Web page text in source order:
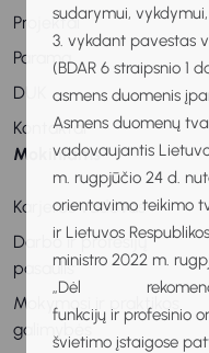
sudarymui,
3. vykdant pavestas
(BDAR 6 straipsnio
asmens duomenis
Asmens duomenų
vadovaujantis
m. rugpjūčio 24 d.
orientavimo teikimo
ir Lietuvos
ministro 2022 m.
„Dėl
funkcijų ir profesinio
švietimo įstaigose
Projektai
Parama
DUK
Kontaktai
Mokiniams
Karjeros vadovas
Darbo ir profesijų
pasaulis
Mokymosi ir praktikos
galimybės